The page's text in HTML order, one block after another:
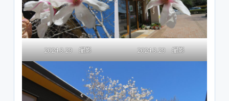
2024.3.29 撮影 2024.3.29 撮影